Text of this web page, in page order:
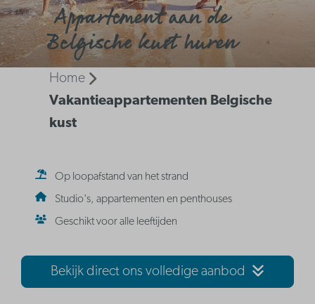
Appartement aan de
Belgische kust huren
Home
Vakantieappartementen Belgische
kust
Op loopafstand van het strand
Studio's, appartementen en penthouses
Geschikt voor alle leeftijden
Bekijk direct ons volledige aanbod